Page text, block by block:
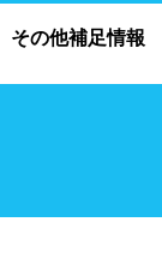
その他補足情報
プール情報募